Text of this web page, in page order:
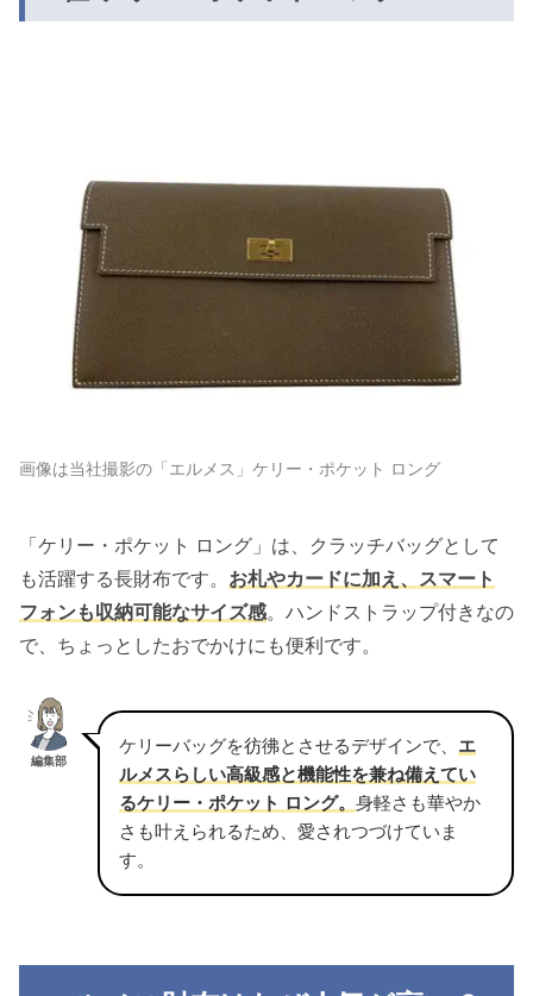
画像は当社撮影の「エルメス」ケリー・ポケット ロング
「ケリー・ポケット ロング」は、クラッチバッグとして
も活躍する長財布です。 お札やカードに加え、スマート
フォンも収納可能なサイズ感。ハンドストラップ付きなの
で、ちょっとしたおでかけにも便利です。
編集部
ケリーバッグを彷彿とさせるデザインで、 エ
ルメスらしい高級感と機能性を兼ね備えてい
るケリー・ポケット ロング。 身軽さも華やか
さも叶えられるため、愛されつづけていま
す。